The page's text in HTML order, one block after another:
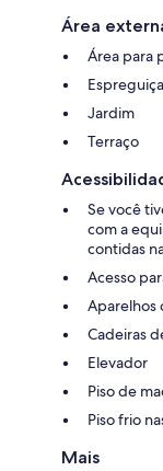
Área
Área para
Jardim
Terraço
Se você
com a
contidas
Acesso
Aparelhos
Cadeiras
Elevador
Piso de
Piso frio
Mais